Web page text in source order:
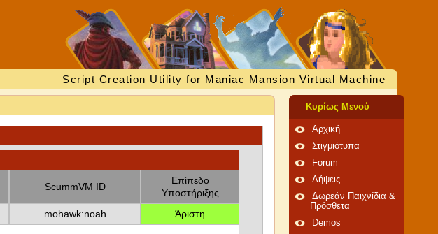
Script Creation Utility for Maniac Mansion Virtual Machine
ScummVM ID
Επίπεδο
Υποστήριξης
mohawk:noah Άριστη
Κυρίως Μενού
Αρχική
Στιγμιότυπα
Forum
Λήψεις
Δωρεάν Παιχνίδια &
Πρόσθετα
Demos